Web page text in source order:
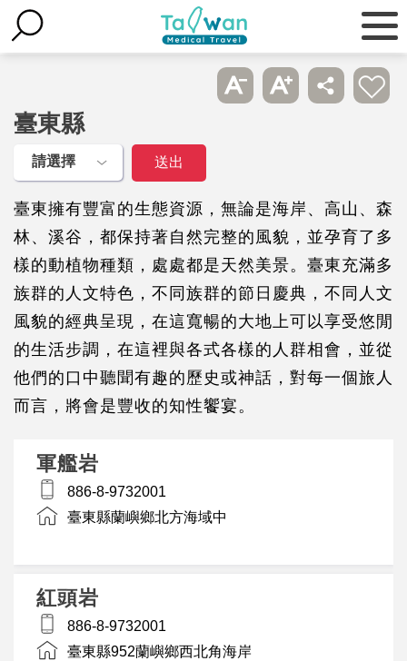
臺東縣
臺東擁有豐富的生態資源，無論是海岸、高山、森
林、溪谷，都保持著自然完整的風貌，並孕育了多
樣的動植物種類，處處都是天然美景。臺東充滿多
族群的人文特色，不同族群的節日慶典，不同人文
風貌的經典呈現，在這寬暢的大地上可以享受悠閒
的生活步調，在這裡與各式各樣的人群相會，並從
他們的口中聽聞有趣的歷史或神話，對每一個旅人
而言，將會是豐收的知性饗宴。
軍艦岩
886-8-9732001
臺東縣蘭嶼鄉北方海域中
紅頭岩
886-8-9732001
臺東縣952蘭嶼鄉西北角海岸